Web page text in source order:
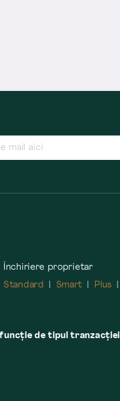
Închiriere proprietar
Standard
Smart Plus
funcție de tipul tranzacției